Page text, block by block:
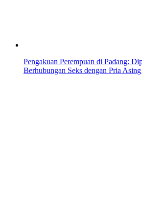
Pengakuan Perempuan di Padang:
Berhubungan Seks dengan Pria